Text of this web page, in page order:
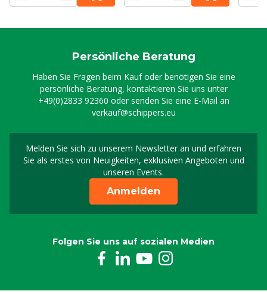
Persönliche Beratung
Haben Sie Fragen beim Kauf oder benötigen Sie eine
persönliche Beratung, kontaktieren Sie uns unter
+49(0)2833 92360 oder senden Sie eine E-Mail an
verkauf@schippers.eu
Melden Sie sich zu unserem Newsletter an und erfahren
Sie als erstes von Neuigkeiten, exklusiven Angeboten und
unseren Events.
Melden Sie sich für
Anmelden
Folgen Sie uns auf sozialen Medien